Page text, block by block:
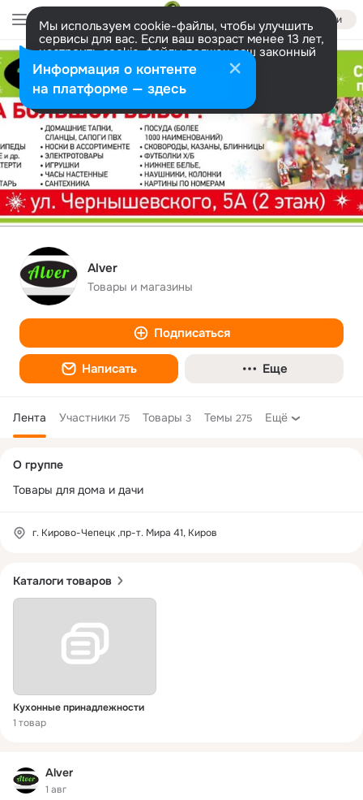
Войти
Мы используем cookie-файлы, чтобы улучшить
сервисы для вас. Если ваш возраст менее 13 лет,
настроить cookie-файлы должен ваш законный
представитель. Больше информации
Разрешить все Настроить
Alver
Товары и магазины
Подписаться
Написать Еще
Лента Участники 75 Товары 3 Темы 275 Ещё
Каталоги товаров
Кухонные принадлежности
1 товар
Alver
1 авг
колонка
О группе
Товары для дома и дачи
г. Кирово-Чепецк ,пр-т. Мира 41, Киров
Информация о контенте
на платформе — здесь